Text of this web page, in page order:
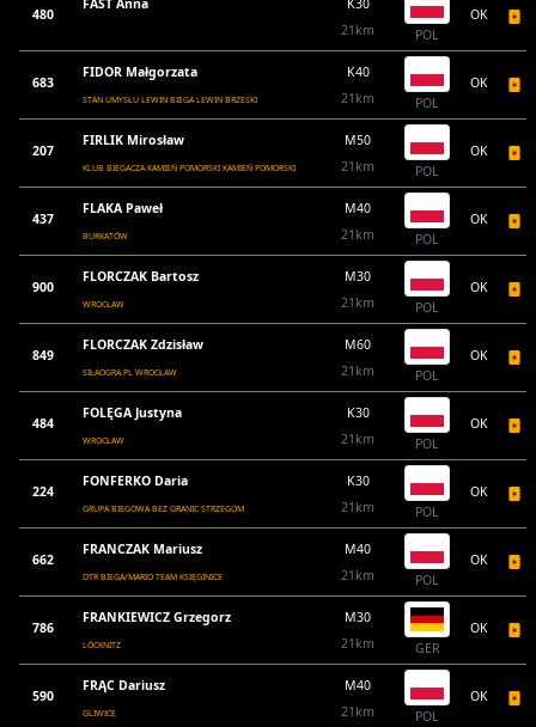
480
FAST Anna
K30
21km
POL
OK
683
FIDOR Małgorzata
STAN UMYSŁU LEWIN BIEGA LEWIN BRZESKI
K40
21km
POL
OK
207
FIRLIK Mirosław
KLUB BIEGACZA KAMIEŃ POMORSKI KAMIEŃ POMORSKI
M50
21km
POL
OK
437
FLAKA Paweł
BURKATÓW
M40
21km
POL
OK
900
FLORCZAK Bartosz
WROCŁAW
M30
21km
POL
OK
849
FLORCZAK Zdzisław
SIŁAOGRA.PL WROCŁAW
M60
21km
POL
OK
484
FOLĘGA Justyna
WROCŁAW
K30
21km
POL
OK
224
FONFERKO Daria
GRUPA BIEGOWA BEZ GRANIC STRZEGOM
K30
21km
POL
OK
662
FRANCZAK Mariusz
DTR BIEGA/MARIO TEAM KSIĘGINICE
M40
21km
POL
OK
786
FRANKIEWICZ Grzegorz
LÖCKNITZ
M30
21km
GER
OK
590
FRĄC Dariusz
GLIWICE
M40
21km
POL
OK